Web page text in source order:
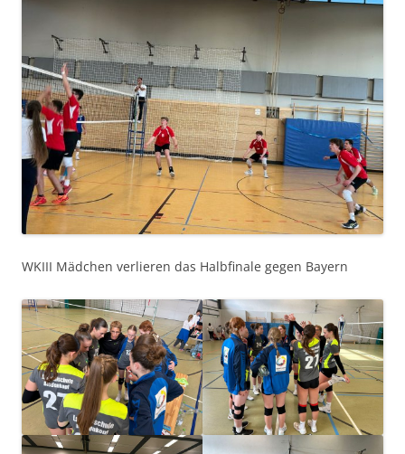
WKIII Mädchen verlieren das Halbfinale gegen Bayern